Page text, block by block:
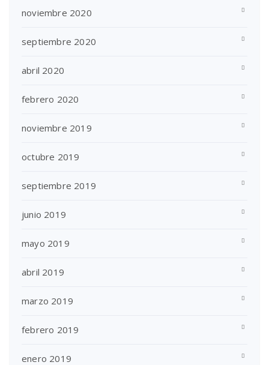
noviembre 2020
septiembre 2020
abril 2020
febrero 2020
noviembre 2019
octubre 2019
septiembre 2019
junio 2019
mayo 2019
abril 2019
marzo 2019
febrero 2019
enero 2019